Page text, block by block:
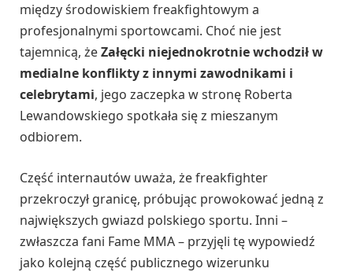
między środowiskiem freakfightowym a
profesjonalnymi sportowcami. Choć nie jest
tajemnicą, żeZałęcki niejednokrotnie wchodził w
medialne konflikty z innymi zawodnikami i
celebrytami, jego zaczepka w stronę Roberta
Lewandowskiego spotkała się z mieszanym
odbiorem.
Część internautów uważa, że freakfighter
przekroczył granicę, próbując prowokować jedną z
największych gwiazd polskiego sportu. Inni –
zwłaszcza fani Fame MMA – przyjęli tę wypowiedź
jako kolejną część publicznego wizerunku